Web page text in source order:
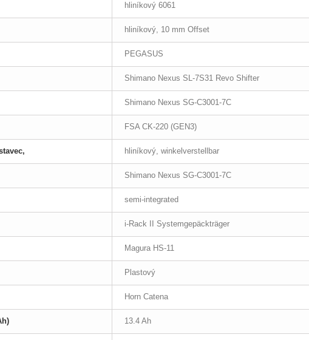
hliníkový 6061
hliníkový, 10 mm Offset
PEGASUS
Shimano Nexus SL-7S31 Revo Shifter
Shimano Nexus SG-C3001-7C
FSA CK-220 (GEN3)
hliníkový, winkelverstellbar
Shimano Nexus SG-C3001-7C
semi-integrated
i-Rack II Systemgepäckträger
Magura HS-11
Plastový
Horn Catena
13.4 Ah